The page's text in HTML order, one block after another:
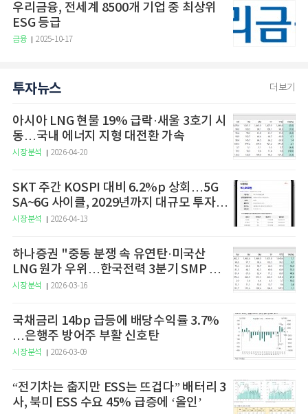
우리금융, 전세계 8500개 기업 중 최상위
ESG 등급
금융 2025-10-17
투자뉴스 더보기
아시아 LNG 현물 19% 급락·새울 3호기 시
동…국내 에너지 지형 대전환 가속
시장분석 2026-04-20
SKT 주간 KOSPI 대비 6.2%p 상회…5G
SA~6G 사이클, 2029년까지 대규모 투자
예고
시장분석 2026-04-13
하나증권 "중동 분쟁 속 유연탄·미국산
LNG 원가 우위…한국전력 3분기 SMP 상
승 전망"
시장분석 2026-03-16
국채금리 14bp 급등에 배당수익률 3.7%
…은행주 방어주 부활 신호탄
시장분석 2026-03-09
“전기차는 춥지만 ESS는 뜨겁다” 배터리 3
사, 북미 ESS 수요 45% 급증에 ‘올인’